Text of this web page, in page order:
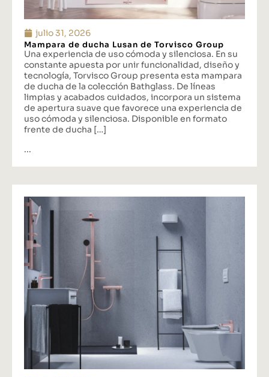
julio 31, 2026
Mampara de ducha Lusan de Torvisco Group
Una experiencia de uso cómoda y silenciosa. En su
constante apuesta por unir funcionalidad, diseño y
tecnología, Torvisco Group presenta esta mampara
de ducha de la colección Bathglass. De líneas
limpias y acabados cuidados, incorpora un sistema
de apertura suave que favorece una experiencia de
uso cómoda y silenciosa. Disponible en formato
frente de ducha […]
...